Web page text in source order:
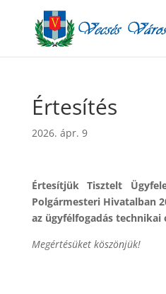
Értesítés
2026. ápr. 9
Értesítjük Tisztelt
Polgármesteri Hivatalban
az ügyfélfogadás
Megértésüket köszönjük!